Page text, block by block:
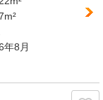
年8月